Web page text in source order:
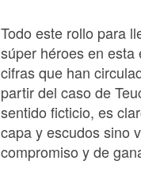
Todo este rollo para
súper héroes en
cifras que han
partir del caso de
sentido ficticio, es
capa y escudos sino
compromiso y de